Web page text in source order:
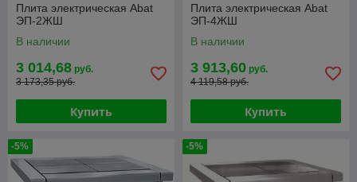
Плита электрическая Abat
ЭП-2ЖШ
В наличии
3 014,68 руб.
3 173,35 руб.
Купить
Плита электрическая Abat
ЭП-4ЖШ
В наличии
3 913,60 руб.
4 119,58 руб.
Купить
-5% -5%